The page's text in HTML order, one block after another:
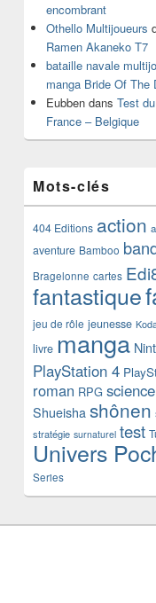
encombrant
Othello Multijoueurs
Ramen Akaneko T7
bataille navale
manga Bride Of The
Eubben dans Test
France – Belgique
Mots-clés
404 Editions action
aventure Bamboo
Bragelonne cartes
fantastique
jeu de rôle jeunesse
livre manga
PlayStation 4
roman RPG
Shueisha shônen
stratégie surnaturel test
Univers
Series